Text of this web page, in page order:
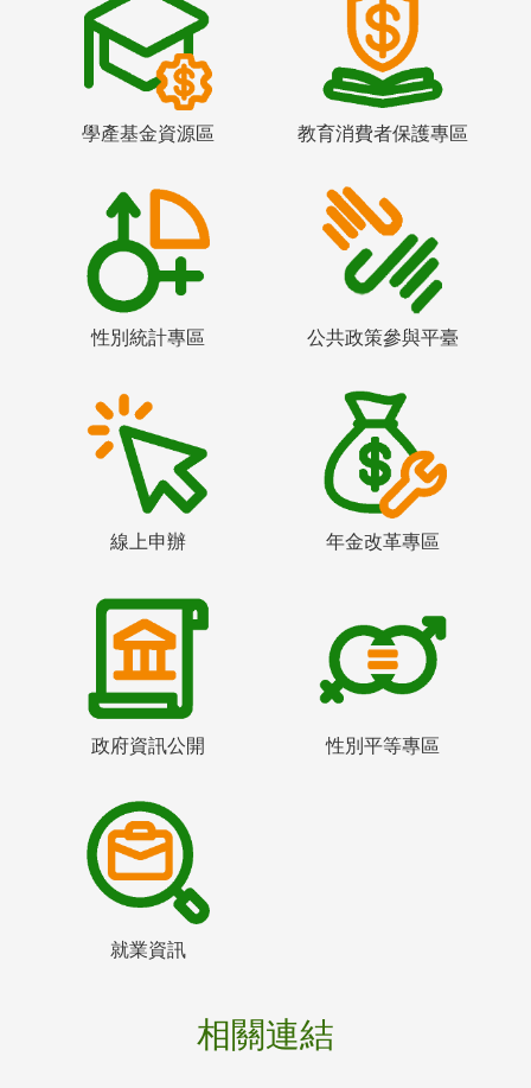
學產基金資源區 教育消費者保護專區
性別統計專區 公共政策參與平臺
線上申辦 年金改革專區
政府資訊公開 性別平等專區
就業資訊
相關連結